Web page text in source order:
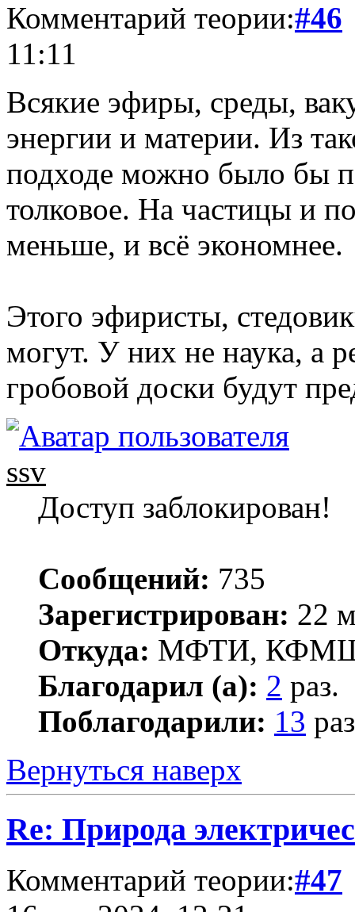
Комментарий теории:#46
11:11
Всякие эфиры, среды,
энергии и материи. Из
подходе можно было бы
толковое. На частицы и
меньше, и всё экономнее.
Этого эфиристы,
могут. У них не наука, а
гробовой доски будут
ssv
Доступ заблокирован!
Сообщений: 735
Зарегистрирован: 22
Откуда: МФТИ,
Благодарил (а): 2 раз.
Поблагодарили: 13
Вернуться наверх
Re: Природа
Комментарий теории:#47